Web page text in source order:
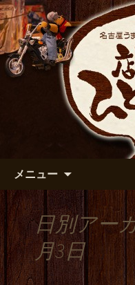
名古屋市伏
ひとりごと
出張や観光に
す
メニュー
日別アー
月3日